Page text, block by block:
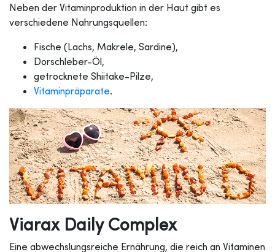
Neben der Vitaminproduktion in der Haut gibt es
verschiedene Nahrungsquellen:
Fische (Lachs, Makrele, Sardine),
Dorschleber-Öl,
getrocknete Shiitake-Pilze,
Vitaminpräparate.
Viarax Daily Complex
Eine abwechslungsreiche Ernährung, die reich an Vitaminen